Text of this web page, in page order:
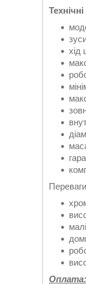
хід
Оплата: